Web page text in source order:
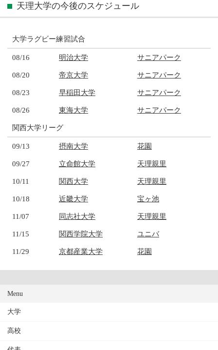
天理大学の今後のスケジュール
大学ラグビー練習試合
08/16 明治大学 サニアパーク
08/20 帝京大学 サニアパーク
08/23 早稲田大学 サニアパーク
08/26 東海大学 サニアパーク
関西大学リーグ
09/13 摂南大学 花園
09/27 立命館大学 天理親里
10/11 関西大学 天理親里
10/18 近畿大学 宝ヶ池
11/07 同志社大学 天理親里
11/15 関西学院大学 ユニバ
11/29 京都産業大学 花園
Menu
大学
高校